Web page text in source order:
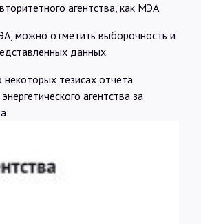
агентства, как МЭА.
можно отметить выборочность и
данных.
тезисах отчета
агентства за